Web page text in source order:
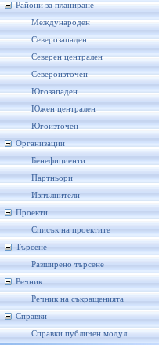
Райони за планиране
Международен
Северозападен
Северен централен
Североизточен
Югозападен
Южен централен
Югоизточен
Организации
Бенефициенти
Партньори
Изпълнители
Проекти
Списък на проектите
Търсене
Разширено търсене
Речник
Речник на съкращенията
Справки
Справки публичен модул